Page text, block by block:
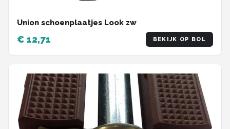
Union schoenplaatjes Look zw
€ 12,71 BEKIJK OP BOL